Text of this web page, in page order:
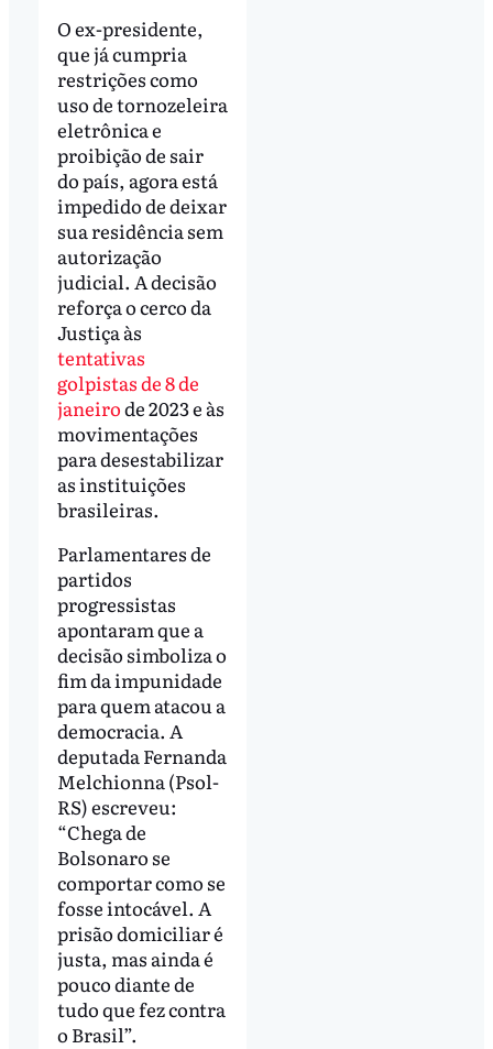
O ex-presidente,
que já cumpria
restrições como
uso de tornozeleira
eletrônica e
proibição de sair
do país, agora está
impedido de deixar
sua residência sem
autorização
judicial. A decisão
reforça o cerco da
Justiça às
tentativas
golpistas de 8 de
janeirode 2023 e às
movimentações
para desestabilizar
as instituições
brasileiras.
Parlamentares de
partidos
progressistas
apontaram que a
decisão simboliza o
fim da impunidade
para quem atacou a
democracia. A
deputada Fernanda
Melchionna (Psol-
RS) escreveu:
“Chega de
Bolsonaro se
comportar como se
fosse intocável. A
prisão domiciliar é
justa, mas ainda é
pouco diante de
tudo que fez contra
o Brasil”.